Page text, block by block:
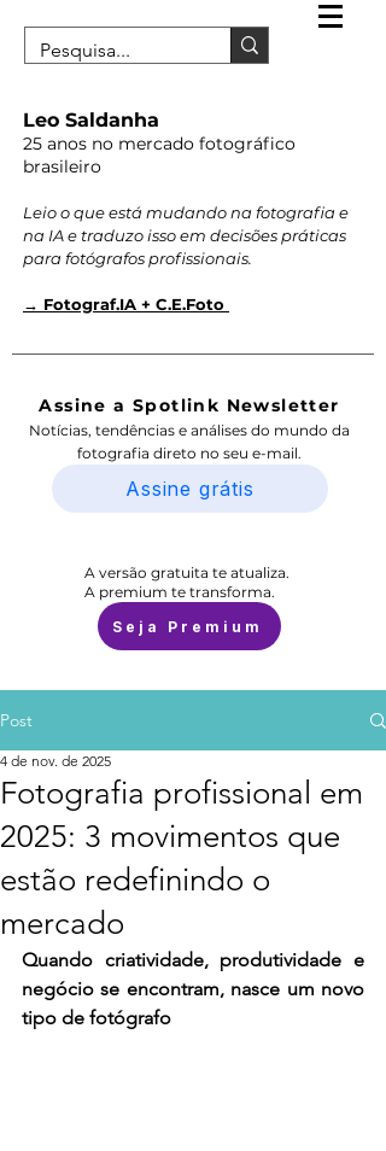
Leo Saldanha
25 anos no mercado fotográfico
brasileiro
Leio o que está mudando na fotografia e
na IA e traduzo isso em decisões práticas
para fotógrafos profissionais.
→ Fotograf.IA + C.E.Foto
Assine a Spotlink Newsletter
Notícias, tendências e análises do mundo da
fotografia direto no seu e-mail.
Assine grátis
A versão gratuita te atualiza.
A premium te transforma.
Seja Premium
Post
Fotografia profissional em
2025: 3 movimentos que
estão redefinindo o
mercado
4 de nov. de 2025
Quando criatividade, produtividade e
negócio se encontram, nasce um novo
tipo de fotógrafo